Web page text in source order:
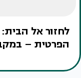
לחזור אל
הפרטית –